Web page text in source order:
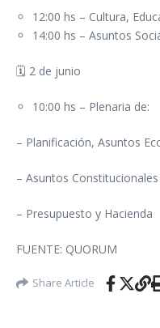
12:00 hs – Cultura,
14:00 hs – Asuntos
🗓 2 de junio
10:00 hs – Plenaria de:
– Planificación, Asuntos
– Asuntos
– Presupuesto y Hacienda
FUENTE: QUORUM
Share Article